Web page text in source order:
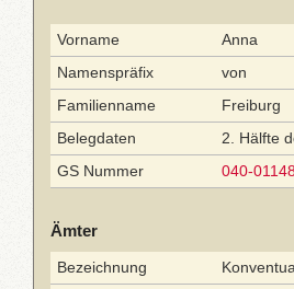
Vorname
Anna
Namenspräfix
von
Familienname
Freiburg
Belegdaten
2. Hälfte
GS Nummer
040-
Ämter
Bezeichnung